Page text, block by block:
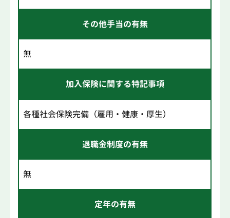
その他手当の有無
無
加入保険に関する特記事項
各種社会保険完備（雇用・健康・厚生）
退職金制度の有無
無
定年の有無